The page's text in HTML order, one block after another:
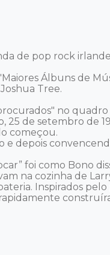
de pop rock
Álbuns de
Tree.
no
de setembro de
começou.
depois
foi como Bono
na cozinha de
Inspirados pelo